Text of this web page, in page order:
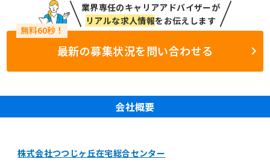
業界専任のキャリアアドバイザーが
リアルな求人情報をお伝えします
最新の募集状況を問い合わせる
会社概要
株式会社つつじヶ丘在宅総合センター